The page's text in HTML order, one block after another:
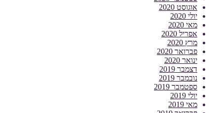
אוגוסט 2020
יולי 2020
מאי 2020
אפריל 2020
מרץ 2020
פברואר 2020
ינואר 2020
דצמבר 2019
נובמבר 2019
ספטמבר 2019
יולי 2019
מאי 2019